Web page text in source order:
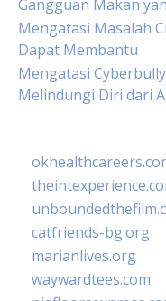
Gangguan Makan
Mengatasi Masalah
Dapat Membantu
Mengatasi
Melindungi Diri dari
catfriends-bg.org
marianlives.org
waywardtees.com